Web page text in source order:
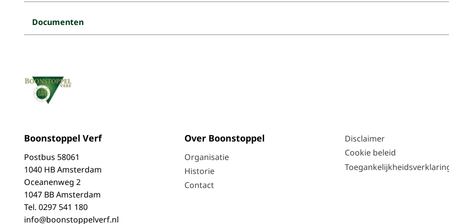
Documenten
Boonstoppel Verf
Postbus 58061
1040 HB Amsterdam
Oceanenweg 2
1047 BB Amsterdam
Tel. 0297 541 180
info@boonstoppelverf.nl
Over Boonstoppel
Organisatie
Historie
Contact
Disclaimer
Cookie beleid